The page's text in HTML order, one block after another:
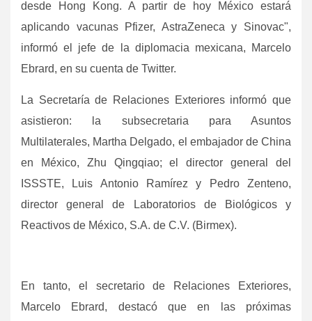
desde Hong Kong. A partir de hoy México estará
aplicando vacunas Pfizer, AstraZeneca y Sinovac",
informó el jefe de la diplomacia mexicana, Marcelo
Ebrard, en su cuenta de Twitter.
La Secretaría de Relaciones Exteriores informó que
asistieron: la subsecretaria para Asuntos
Multilaterales, Martha Delgado, el embajador de China
en México, Zhu Qingqiao; el director general del
ISSSTE, Luis Antonio Ramírez y Pedro Zenteno,
director general de Laboratorios de Biológicos y
Reactivos de México, S.A. de C.V. (Birmex).
En tanto, el secretario de Relaciones Exteriores,
Marcelo Ebrard, destacó que en las próximas